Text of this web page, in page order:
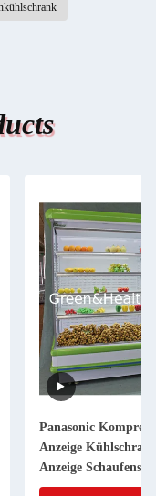
Panasonic
Anzeige
Anzeige Schaufenster